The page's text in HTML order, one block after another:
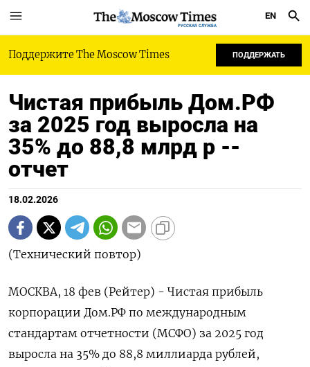
РУССКАЯ СЛУЖБА
EN
Поддержите The Moscow Times ПОДДЕРЖАТЬ
Чистая прибыль Дом.РФ
за 2025 год выросла на
35% до 88,8 млрд р --
отчет
18.02.2026
(Технический повтор)
МОСКВА, 18 фев (Рейтер) - Чистая прибыль
корпорации Дом.РФ по международным
стандартам ‌отчетности (МСФО) за 2025 год
выросла на 35% до 88,8 миллиарда рублей,